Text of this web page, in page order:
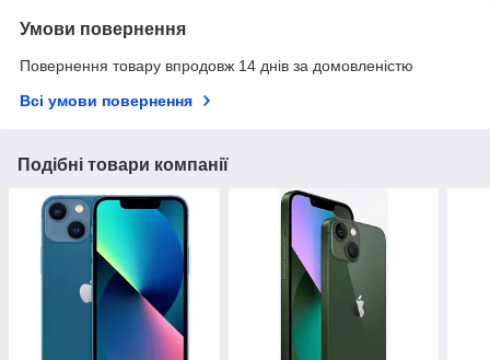
Умови повернення
Повернення товару впродовж 14 днів за домовленістю
Всі умови повернення
Подібні товари компанії